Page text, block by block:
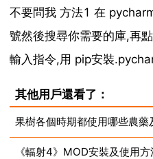
的功能使用及要求和...
不要問我 方法1 在
號然後搜尋你需要的庫,再
輸入指令,用 pip安裝
案發現找不到第三方庫 20
其他用戶還看了：
果樹各個時期都使用哪些農藥
《輻射4》MOD安裝及使用